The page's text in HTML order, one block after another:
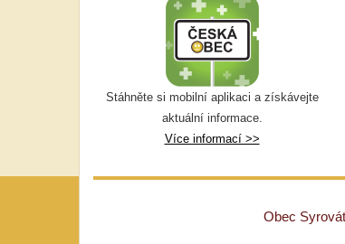
Stáhněte si mobilní aplikaci a získávejte
aktuální informace.
Více informací >>
Obec